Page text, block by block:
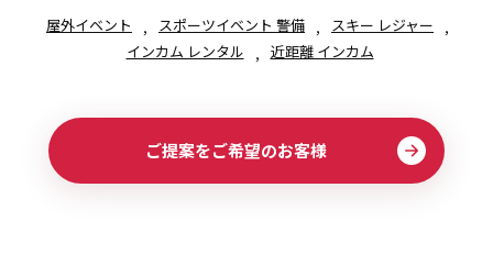
屋外イベント
スポーツイベント 警備
スキー レジャー
インカム レンタル
近距離 インカム
ご提案をご希望のお客様